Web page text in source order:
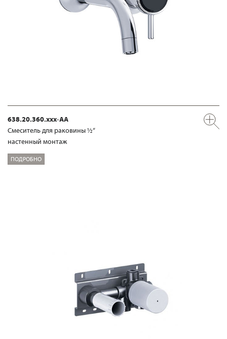
638.20.360.xxx-AA
Смеситель для раковины ½“
настенный монтаж
ПОДРОБНО